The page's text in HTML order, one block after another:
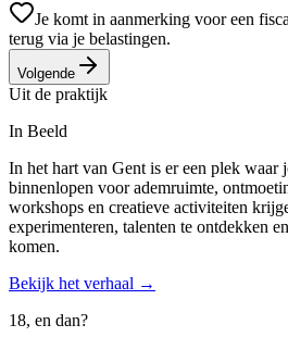
Je komt in aanmerking voor een
terug via je belastingen.
Volgende
Uit de praktijk
In Beeld
In het hart van Gent is er een plek waar
binnenlopen voor ademruimte,
workshops en creatieve activiteiten
experimenteren, talenten te ontdekken
komen.
Bekijk het verhaal →
18, en dan?